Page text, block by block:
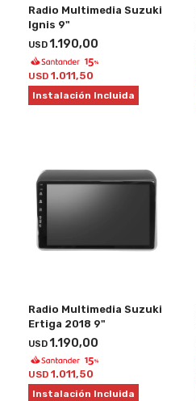
Radio Multimedia Suzuki
Ignis 9"
USD1.190,00
USD 1.011,50
Instalación Incluida
Radio Multimedia Suzuki
Ertiga 2018 9"
USD1.190,00
USD 1.011,50
Instalación Incluida